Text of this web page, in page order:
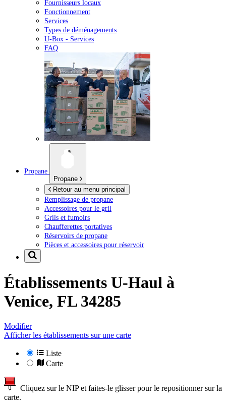
Fournisseurs locaux
Fonctionnement
Services
Types de déménagements
U-Box - Services
FAQ
Propane
Propane
Retour au menu principal
Remplissage de propane
Accessoires pour le gril
Grils et fumoirs
Chaufferettes portatives
Réservoirs de propane
Pièces et accessoires pour réservoir
Établissements U-Haul à
Venice, FL 34285
Modifier
Afficher les établissements sur une carte
Liste
Carte
Cliquez sur le NIP et faites-le glisser pour le repositionner sur la
carte.